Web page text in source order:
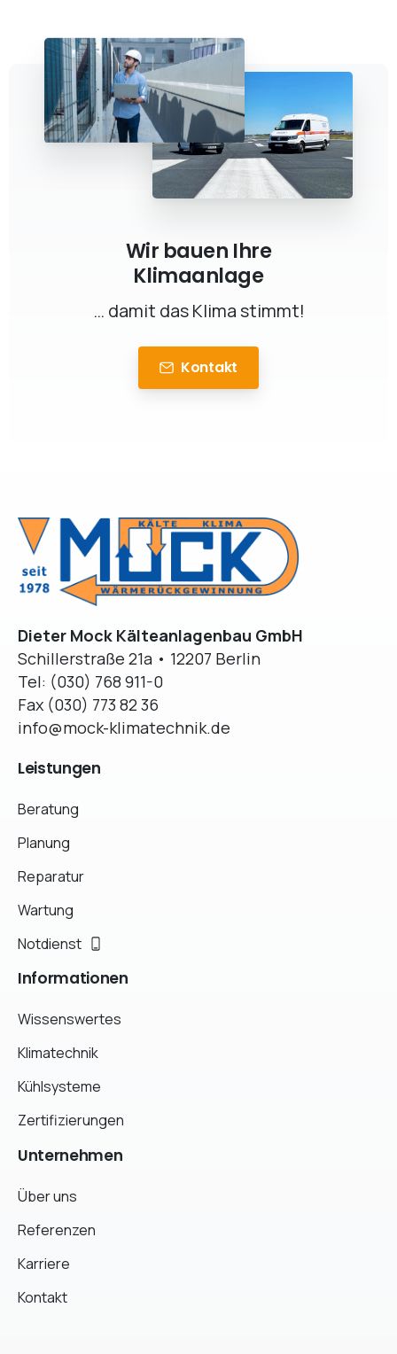
Wir bauen Ihre
Klimaanlage
… damit das Klima stimmt!
Kontakt
Dieter Mock Kälteanlagenbau GmbH
Schillerstraße 21a • 12207 Berlin
Tel: (030) 768 911-0
Fax (030) 773 82 36
info@mock-klimatechnik.de
Leistungen
Beratung
Planung
Reparatur
Wartung
Notdienst
Informationen
Wissenswertes
Klimatechnik
Kühlsysteme
Zertifizierungen
Unternehmen
Über uns
Referenzen
Karriere
Kontakt